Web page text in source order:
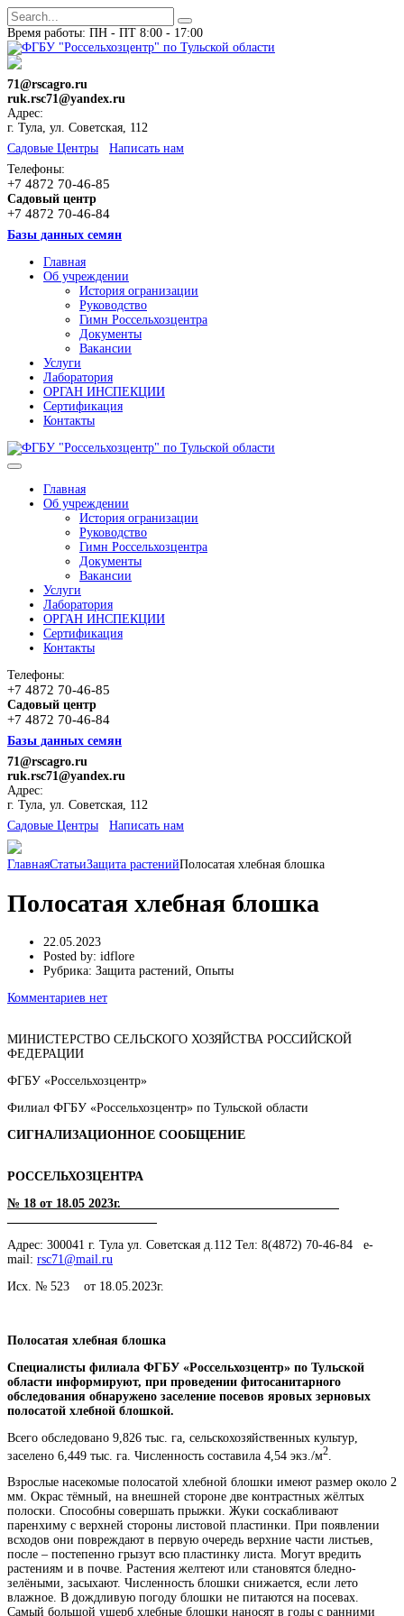
Время работы: ПН - ПТ 8:00 - 17:00
71@rscagro.ru
ruk.rsc71@yandex.ru
Адрес:
г. Тула, ул. Советская, 112
Cадовые Центры
Написать нам
Телефоны:
+7 4872 70-46-85
Садовый центр
+7 4872 70-46-84
Базы данных семян
Главная
Об учреждении
История огранизации
Руководство
Гимн Россельхозцентра
Документы
Вакансии
Услуги
Лаборатория
ОРГАН ИНСПЕКЦИИ
Сертификация
Контакты
Главная
Об учреждении
История огранизации
Руководство
Гимн Россельхозцентра
Документы
Вакансии
Услуги
Лаборатория
ОРГАН ИНСПЕКЦИИ
Сертификация
Контакты
Телефоны:
+7 4872 70-46-85
Садовый центр
+7 4872 70-46-84
Базы данных семян
71@rscagro.ru
ruk.rsc71@yandex.ru
Адрес:
г. Тула, ул. Советская, 112
Cадовые Центры
Написать нам
ГлавнаяСтатьиЗащита растенийПолосатая хлебная блошка
Полосатая хлебная блошка
22.05.2023
Posted by: idflore
Рубрика: Защита растений, Опыты
Комментариев нет
МИНИСТЕРСТВО СЕЛЬСКОГО ХОЗЯЙСТВА РОССИЙСКОЙ
ФЕДЕРАЦИИ
ФГБУ «Россельхозцентр»
Филиал ФГБУ «Россельхозцентр» по Тульской области
СИГНАЛИЗАЦИОННОЕ СООБЩЕНИЕ
РОССЕЛЬХОЗЦЕНТРА
№ 18 от 18.05 2023г.__________________________
Адрес: 300041 г. Тула ул. Советская д.112 Тел: 8(4872) 70-46-84 e-
mail: rsc71@mail.ru
Исх. № 523 от 18.05.2023г.
Полосатая хлебная блошка
Специалисты филиала ФГБУ «Россельхозцентр» по Тульской
области информируют, при проведении фитосанитарного
обследования обнаружено заселение посевов яровых зерновых
полосатой хлебной блошкой.
Всего обследовано 9,826 тыс. га, сельскохозяйственных культур,
заселено 6,449 тыс. га. Численность составила 4,54 экз./м2
Взрослые насекомые полосатой хлебной блошки имеют размер около 2
мм. Окрас тёмный, на внешней стороне две контрастных жёлтых
полоски. Способны совершать прыжки. Жуки соскабливают
паренхиму с верхней стороны листовой пластинки. При появлении
всходов они повреждают в первую очередь верхние части листьев,
после – постепенно грызут всю пластинку листа. Могут вредить
растениям и в почве. Растения желтеют или становятся бледно-
зелёными, засыхают. Численность блошки снижается, если лето
влажное. В дождливую погоду блошки не питаются на посевах.
Самый большой ущерб хлебные блошки наносят в годы с ранними